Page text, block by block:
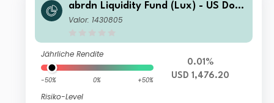
abrdn Liquidity Fund (Lux) - US Dolla
r Fund Z-2 Acc USD
Valor: 1430805
Jährliche Rendite
-50% 0% +50%
Risiko-Level
0.01%
USD 1,476.20